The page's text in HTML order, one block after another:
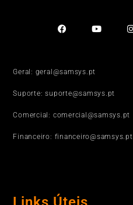
Geral: geral@samsys.pt
Suporte: suporte@samsys.pt
Comercial: comercial@samsys.pt
Financeiro: financeiro@samsys.pt